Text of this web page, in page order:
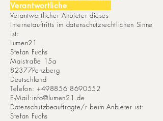
Verantwortliche
Verantwortlicher Anbieter dieses
Internetauftritts im datenschutzrechtlichen Sinne
ist:
Lumen21
Stefan Fuchs
Maistraße 15a
82377Penzberg
Deutschland
Telefon: +498856 8690552
E-Mail:info@lumen21.de
Datenschutzbeauftragte/r beim Anbieter ist:
Stefan Fuchs